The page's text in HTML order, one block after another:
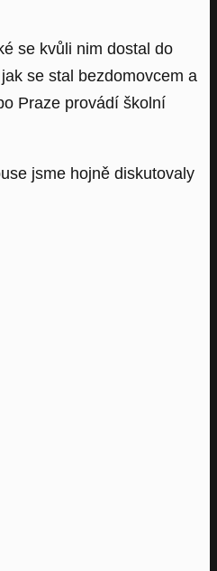
se kvůli nim dostal do
se stal bezdomovcem a
Praze provádí školní
jsme hojně diskutovaly